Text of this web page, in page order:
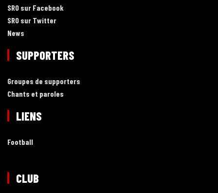
SRO sur Facebook
SRO sur Twitter
News
SUPPORTERS
Groupes de supporters
Chants et paroles
LIENS
Football
CLUB